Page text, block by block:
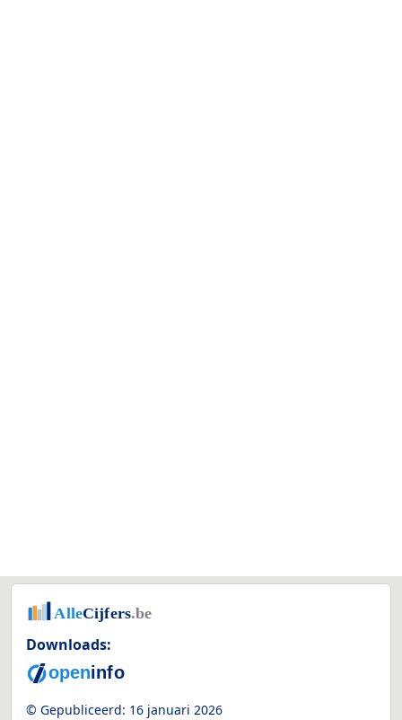
Downloads:
© Gepubliceerd: 16 januari 2026